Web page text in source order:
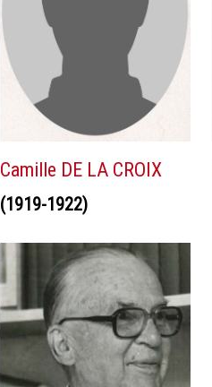
Camille DE LA CROIX
(1919-1922)